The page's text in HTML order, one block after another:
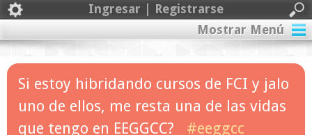
Ingresar | Registrarse
Mostrar Menú
Si estoy hibridando cursos de FCI y jalo
uno de ellos, me resta una de las vidas
que tengo en EEGGCC?
#eeggcc